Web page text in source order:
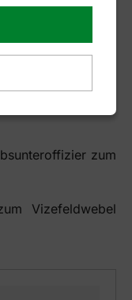
Janssen und
Unteroffizier
Unteroffizier
zum
Vizefeldwebel